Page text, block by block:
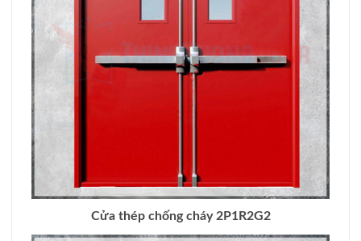
Cửa thép chống cháy 2P1R2G2